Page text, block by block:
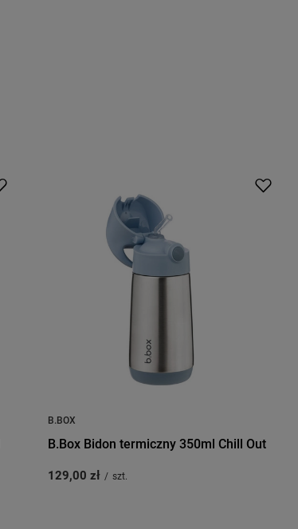
B.BOX
B.Box Bidon termiczny 350ml Chill Out
129,00 zł / szt.